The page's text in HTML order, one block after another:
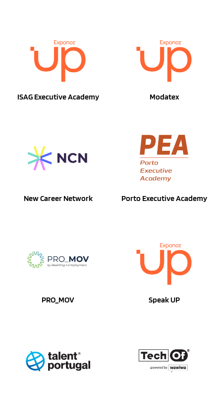
ISAG Executive Academy Modatex
New Career Network Porto Executive Academy
PRO_MOV Speak UP